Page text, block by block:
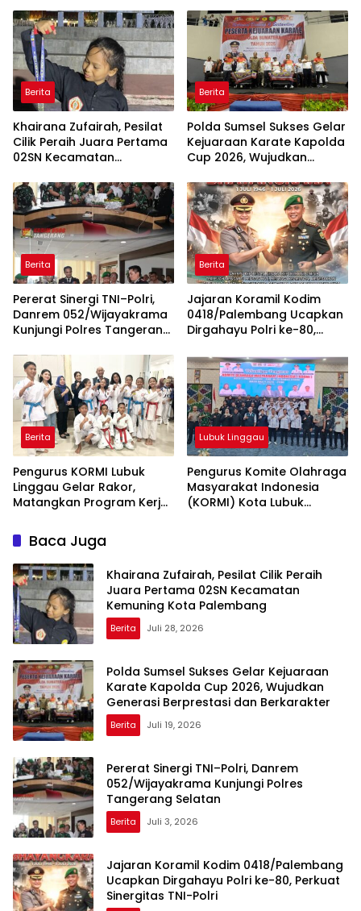
Berita
Khairana Zufairah, Pesilat
Cilik Peraih Juara Pertama
02SN Kecamatan
Berita
Polda Sumsel Sukses Gelar
Kejuaraan Karate Kapolda
Cup 2026, Wujudkan
Berkarakter
Berita
Pererat Sinergi TNI–Polri,
Danrem 052/Wijayakrama
Kunjungi Polres Tangerang
Berita
Jajaran Koramil Kodim
0418/Palembang Ucapkan
Dirgahayu Polri ke-80,
Berita
Pengurus KORMI Lubuk
Linggau Gelar Rakor,
Matangkan Program Kerja
Sumsel II
Lubuk Linggau
Pengurus Komite Olahraga
Masyarakat Indonesia
(KORMI) Kota Lubuk
Baca Juga
Khairana Zufairah, Pesilat Cilik Peraih
Juara Pertama 02SN Kecamatan
Kemuning Kota Palembang
Berita Juli 28, 2026
Polda Sumsel Sukses Gelar Kejuaraan
Karate Kapolda Cup 2026, Wujudkan
Generasi Berprestasi dan Berkarakter
Berita Juli 19, 2026
Pererat Sinergi TNI–Polri, Danrem
052/Wijayakrama Kunjungi Polres
Tangerang Selatan
Berita Juli 3, 2026
Jajaran Koramil Kodim 0418/Palembang
Ucapkan Dirgahayu Polri ke-80, Perkuat
Sinergitas TNI-Polri